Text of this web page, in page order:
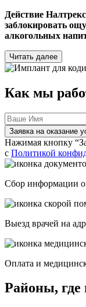
Действие
заблокировать
алкогольных
Читать далее
Как мы
Заявка на оказание
Нажимая кнопку
с Политикой
Сбор информации
Выезд врачей на
Оплата и
Районы,